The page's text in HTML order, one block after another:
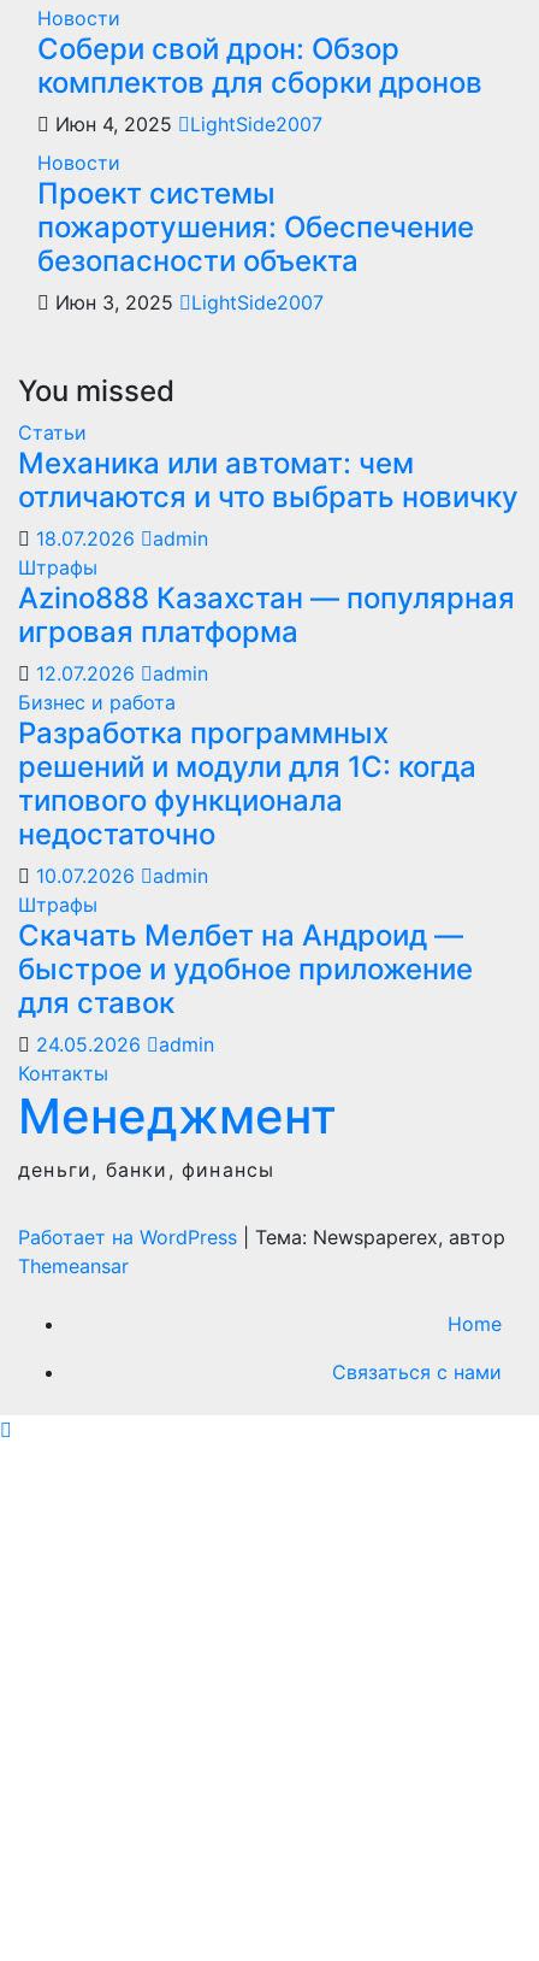
Новости
Собери свой дрон: Обзор
комплектов для сборки дронов
Июн 4, 2025
LightSide2007
Новости
Проект системы
пожаротушения: Обеспечение
безопасности объекта
Июн 3, 2025 LightSide2007
You missed
Статьи
Механика или автомат: чем
отличаются и что выбрать новичку
18.07.2026
admin
Штрафы
Azino888 Казахстан — популярная
игровая платформа
12.07.2026
admin
Бизнес и работа
Разработка программных
решений и модули для 1С: когда
типового функционала
недостаточно
10.07.2026
admin
Штрафы
Скачать Мелбет на Андроид —
быстрое и удобное приложение
для ставок
24.05.2026
admin
Контакты
Менеджмент
деньги, банки, финансы
Работает на WordPress
Тема: Newspaperex, автор
Themeansar
Home
Связаться с нами